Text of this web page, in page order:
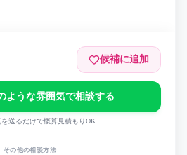
候補に追加
ような雰囲気で相談する
送るだけで概算見積もりOK
その他の相談方法